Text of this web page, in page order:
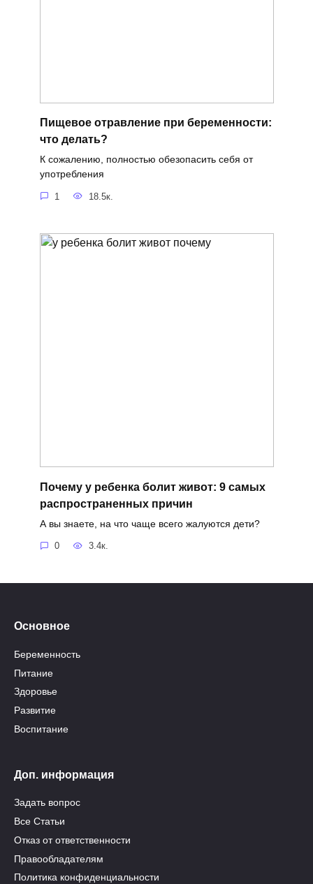
Пищевое отравление при беременности:
что делать?
К сожалению, полностью обезопасить себя от
употребления
1 18.5к.
Почему у ребенка болит живот: 9 самых
распространенных причин
А вы знаете, на что чаще всего жалуются дети?
0 3.4к.
Основное
Беременность
Питание
Здоровье
Развитие
Воспитание
Доп. информация
Задать вопрос
Все Статьи
Отказ от ответственности
Правообладателям
Политика конфиденциальности